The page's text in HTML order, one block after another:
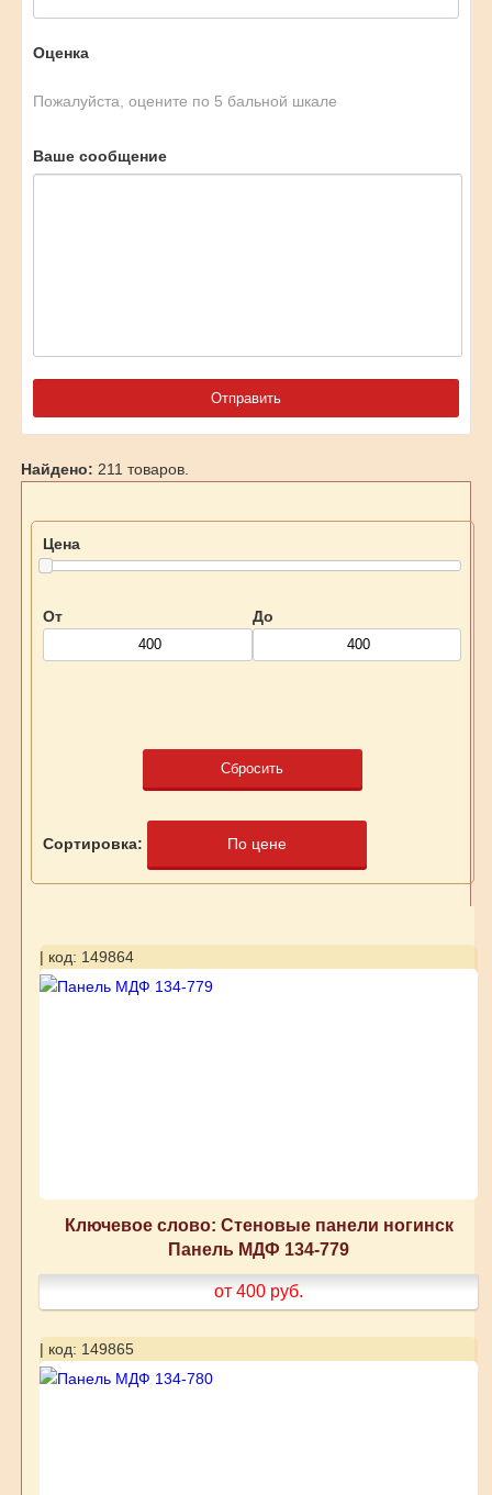
Оценка
Пожалуйста, оцените по 5 бальной шкале
Ваше сообщение
Найдено: 211 товаров.
Цена
От До
Сбросить
Сортировка: По цене
| код: 149864
Ключевое слово: Стеновые панели ногинск
Панель МДФ 134-779
от 400 руб.
| код: 149865